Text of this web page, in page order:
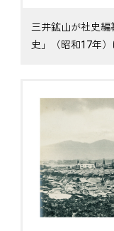
三井鉱山が社史
史」（昭和17年）